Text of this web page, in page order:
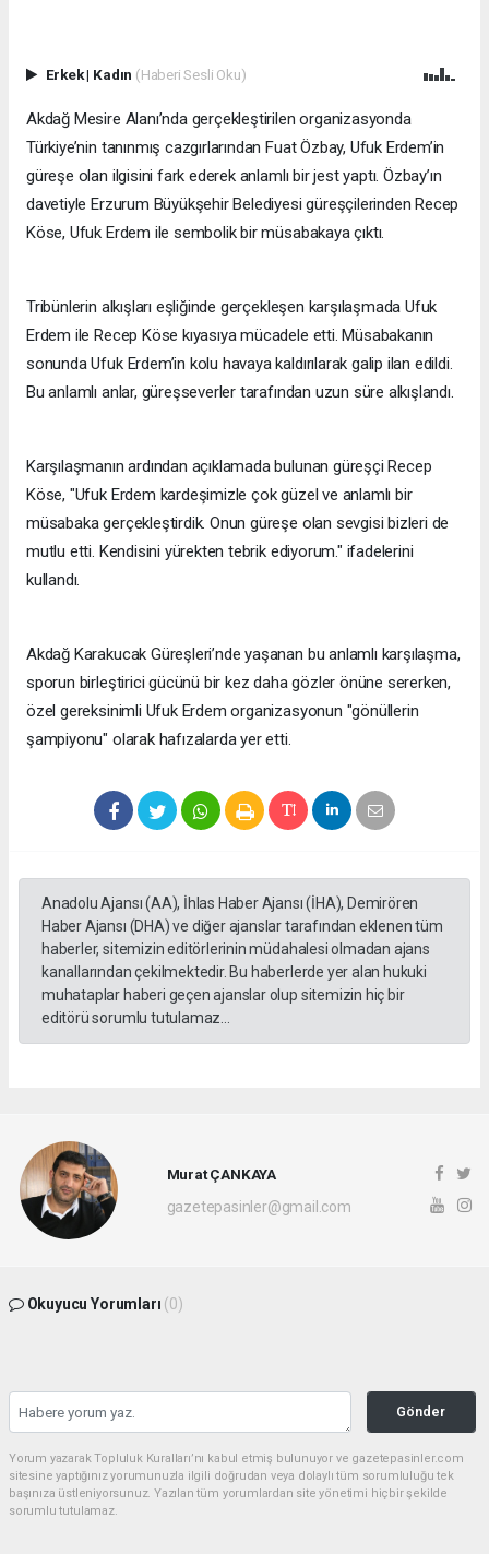
Erkek| Kadın (Haberi Sesli Oku)
Akdağ Mesire Alanı’nda gerçekleştirilen organizasyonda
Türkiye’nin tanınmış cazgırlarından Fuat Özbay, Ufuk Erdem’in
güreşe olan ilgisini fark ederek anlamlı bir jest yaptı. Özbay’ın
davetiyle Erzurum Büyükşehir Belediyesi güreşçilerinden Recep
Köse, Ufuk Erdem ile sembolik bir müsabakaya çıktı.
Tribünlerin alkışları eşliğinde gerçekleşen karşılaşmada Ufuk
Erdem ile Recep Köse kıyasıya mücadele etti. Müsabakanın
sonunda Ufuk Erdem’in kolu havaya kaldırılarak galip ilan edildi.
Bu anlamlı anlar, güreşseverler tarafından uzun süre alkışlandı.
Karşılaşmanın ardından açıklamada bulunan güreşçi Recep
Köse, "Ufuk Erdem kardeşimizle çok güzel ve anlamlı bir
müsabaka gerçekleştirdik. Onun güreşe olan sevgisi bizleri de
mutlu etti. Kendisini yürekten tebrik ediyorum." ifadelerini
kullandı.
Akdağ Karakucak Güreşleri’nde yaşanan bu anlamlı karşılaşma,
sporun birleştirici gücünü bir kez daha gözler önüne sererken,
özel gereksinimli Ufuk Erdem organizasyonun "gönüllerin
şampiyonu" olarak hafızalarda yer etti.
Anadolu Ajansı (AA), İhlas Haber Ajansı (İHA), Demirören
Haber Ajansı (DHA) ve diğer ajanslar tarafından eklenen tüm
haberler, sitemizin editörlerinin müdahalesi olmadan ajans
kanallarından çekilmektedir. Bu haberlerde yer alan hukuki
muhataplar haberi geçen ajanslar olup sitemizin hiç bir
editörü sorumlu tutulamaz...
Murat ÇANKAYA
gazetepasinler@gmail.com
Okuyucu Yorumları (0)
Gönder
Yorum yazarak Topluluk Kuralları’nı kabul etmiş bulunuyor ve gazetepasinler.com
sitesine yaptığınız yorumunuzla ilgili doğrudan veya dolaylı tüm sorumluluğu tek
başınıza üstleniyorsunuz. Yazılan tüm yorumlardan site yönetimi hiçbir şekilde
sorumlu tutulamaz.